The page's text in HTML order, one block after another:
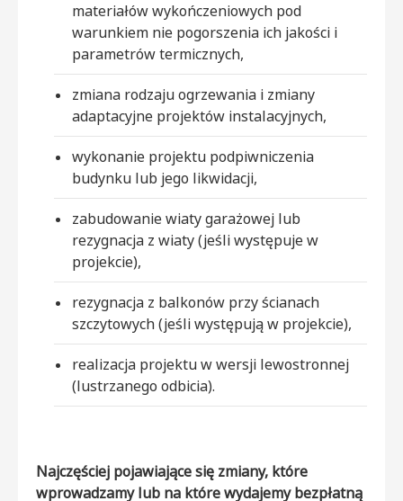
materiałów wykończeniowych pod
warunkiem nie pogorszenia ich jakości i
parametrów termicznych,
zmiana rodzaju ogrzewania i zmiany
adaptacyjne projektów instalacyjnych,
wykonanie projektu podpiwniczenia
budynku lub jego likwidacji,
zabudowanie wiaty garażowej lub
rezygnacja z wiaty (jeśli występuje w
projekcie),
rezygnacja z balkonów przy ścianach
szczytowych (jeśli występują w projekcie),
realizacja projektu w wersji lewostronnej
(lustrzanego odbicia).
Najczęściej pojawiające się zmiany, które
wprowadzamy lub na które wydajemy bezpłatną